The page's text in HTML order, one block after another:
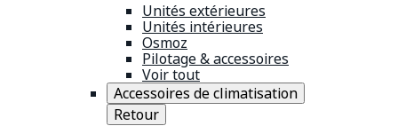
Unités extérieures
Unités intérieures
Osmoz
Pilotage & accessoires
Voir tout
Accessoires de climatisation
Retour